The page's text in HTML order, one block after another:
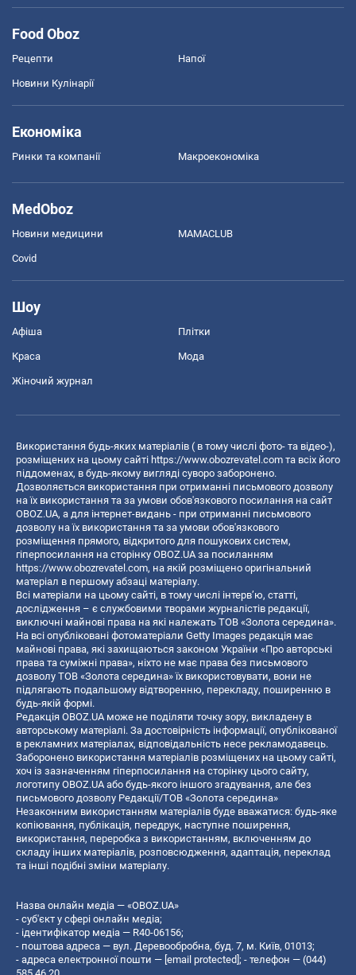
Food Oboz
Рецепти Напої
Новини Кулінарії
Економіка
Ринки та компанії Макроекономіка
MedOboz
Новини медицини MAMACLUB
Covid
Шоу
Афіша Плітки
Краса Мода
Жіночий журнал
Використання будь-яких матеріалів ( в тому числі фото- та відео-),
розміщених на цьому сайті https://www.obozrevatel.com та всіх його
піддоменах, в будь-якому вигляді суворо заборонено.
Дозволяється використання при отриманні письмового дозволу
на їх використання та за умови обов'язкового посилання на сайт
OBOZ.UA, а для інтернет-видань - при отриманні письмового
дозволу на їх використання та за умови обов'язкового
розміщення прямого, відкритого для пошукових систем,
гіперпосилання на сторінку OBOZ.UA за посиланням
https://www.obozrevatel.com, на якій розміщено оригінальний
матеріал в першому абзаці матеріалу.
Всі матеріали на цьому сайті, в тому числі інтерв’ю, статті,
дослідження – є службовими творами журналістів редакції,
виключні майнові права на які належать ТОВ «Золота середина».
На всі опубліковані фотоматеріали Getty Images редакція має
майнові права, які захищаються законом України «Про авторські
права та суміжні права», ніхто не має права без письмового
дозволу ТОВ «Золота середина» їх використовувати, вони не
підлягають подальшому відтворенню, перекладу, поширенню в
будь-якій формі.
Редакція OBOZ.UA може не поділяти точку зору, викладену в
авторському матеріалі. За достовірність інформації, опублікованої
в рекламних матеріалах, відповідальність несе рекламодавець.
Заборонено використання матеріалів розміщених на цьому сайті,
хоч із зазначенням гіперпосилання на сторінку цього сайту,
логотипу OBOZ.UA або будь-якого іншого згадування, але без
письмового дозволу Редакції/ТОВ «Золота середина»
Незаконним використанням матеріалів буде вважатися: будь-яке
копiювання, публiкацiя, передрук, наступне поширення,
використання, переробка з використанням, включенням до
складу інших матеріалів, розповсюдження, адаптація, переклад
та інші подібні зміни матеріалу.
Назва онлайн медіа — «OBOZ.UA»
- суб'єкт у сфері онлайн медіа;
- ідентифікатор медіа — R40-06156;
- поштова адреса — вул. Деревообробна, буд. 7, м. Київ, 01013;
- адреса електронної пошти — [email protected]; - телефон — (044)
585 46 20